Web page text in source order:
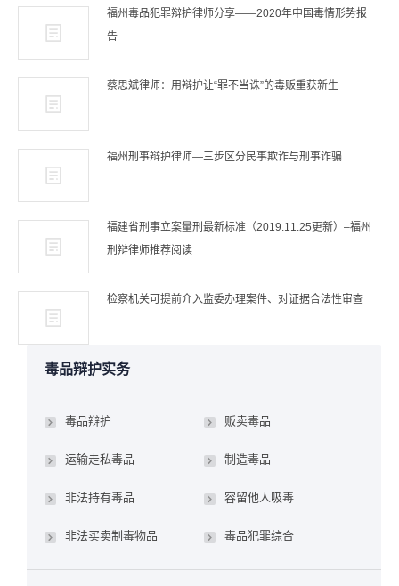
福州毒品犯罪辩护律师分享——2020年中国毒情形势报
告
蔡思斌律师：用辩护让“罪不当诛”的毒贩重获新生
福州刑事辩护律师—三步区分民事欺诈与刑事诈骗
福建省刑事立案量刑最新标准（2019.11.25更新）–福州
刑辩律师推荐阅读
检察机关可提前介入监委办理案件、对证据合法性审查
毒品辩护实务
毒品辩护 贩卖毒品
运输走私毒品 制造毒品
非法持有毒品 容留他人吸毒
非法买卖制毒物品 毒品犯罪综合